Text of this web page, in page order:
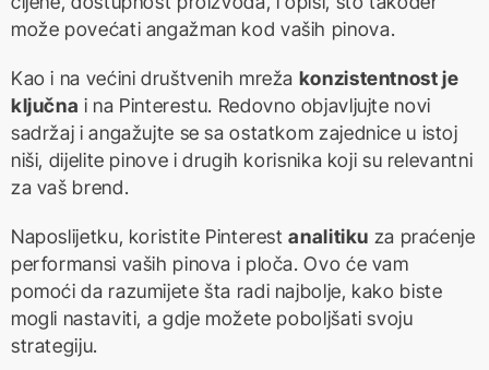
može povećati angažman kod vaših pinova.
Kao i na većini društvenih mreža konzistentnost je
ključna i na Pinterestu. Redovno objavljujte novi
sadržaj i angažujte se sa ostatkom zajednice u istoj
niši, dijelite pinove i drugih korisnika koji su relevantni
za vaš brend.
Naposlijetku, koristite Pinterestanalitiku za praćenje
performansi vaših pinova i ploča. Ovo će vam
pomoći da razumijete šta radi najbolje, kako biste
mogli nastaviti, a gdje možete poboljšati svoju
strategiju.